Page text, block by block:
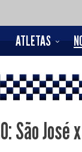
ATLETAS
São